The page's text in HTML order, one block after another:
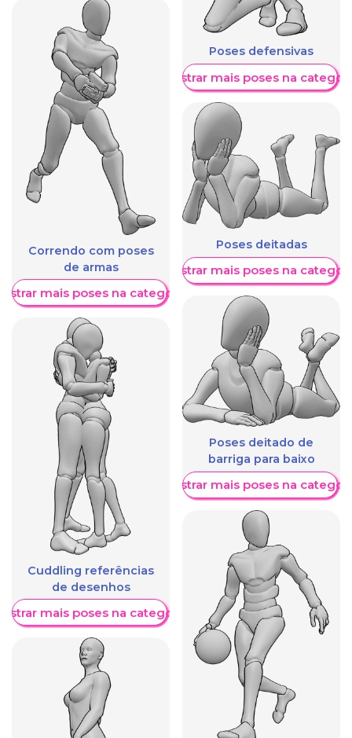
Correndo com poses
de armas
mais poses na categoria
Cuddling referências
de desenhos
mais poses na categoria
Poses defensivas
Mostrar mais poses na
Poses deitadas
Mostrar mais poses na
Poses deitado de
barriga para baixo
Mostrar mais poses na